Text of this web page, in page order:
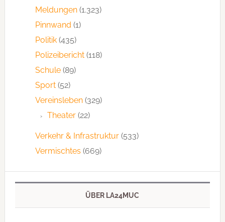
Meldungen(1.323)
Pinnwand (1)
Politik(435)
Polizeibericht(118)
Schule(89)
Sport(52)
Vereinsleben(329)
Theater(22)
Verkehr & Infrastruktur(533)
Vermischtes (669)
ÜBER LA24MUC